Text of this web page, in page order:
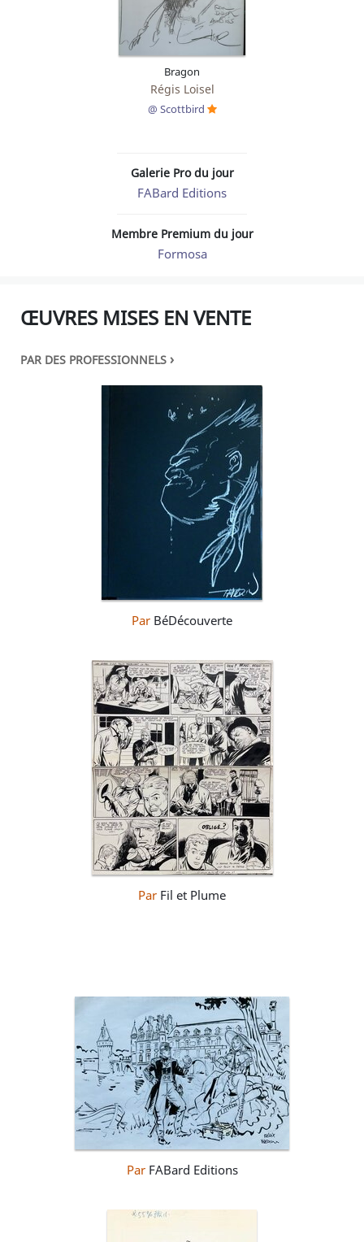
Bragon
Régis Loisel
@ Scottbird
Galerie Pro du jour
FABard Editions
Membre Premium du jour
Formosa
ŒUVRES MISES EN VENTE
PAR DES PROFESSIONNELS ›
Par BéDécouverte
Par Fil et Plume
Par FABard Editions